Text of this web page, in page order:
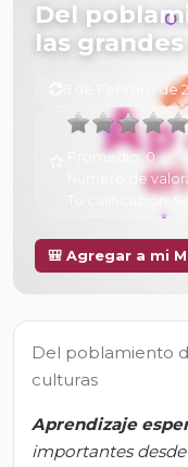
Del
las
6 de Febrero de
Promedio:0
Número de
Tu calificación:
🎒 Agregar a mi
Del poblamiento
culturas
Aprendizaje
importantes